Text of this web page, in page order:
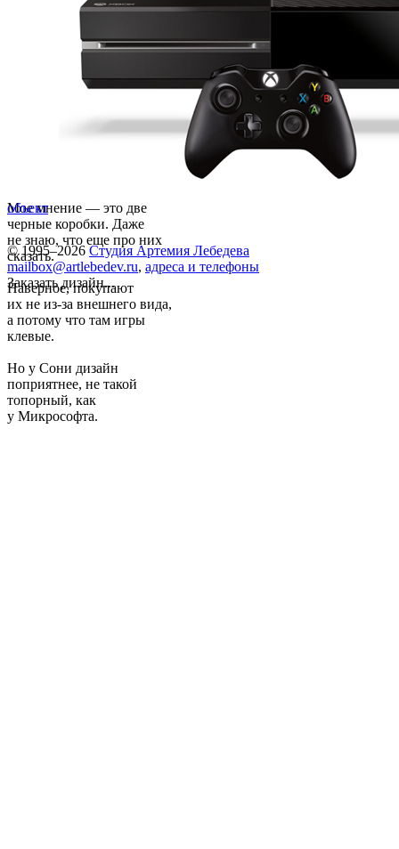
Мое мнение — это две
черные коробки. Даже
не знаю, что еще про них
сказать.
Наверное, покупают
их не из-за внешнего вида,
а потому что там игры
клевые.
Но у Сони дизайн
поприятнее, не такой
топорный, как
у Микрософта.
объект
© 1995–2026 Студия Артемия Лебедева
mailbox@artlebedev.ru, адреса и телефоны
Заказать дизайн...